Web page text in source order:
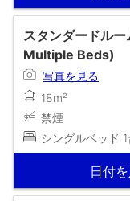
スタンダードル
Multiple Beds)
写真を見る
18m²
禁煙
シングルベッド
日付